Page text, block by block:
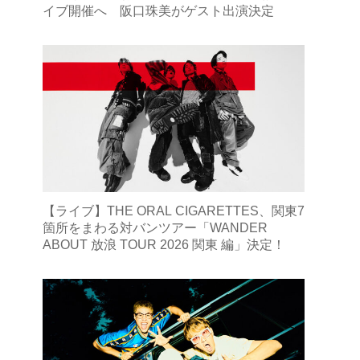
イブ開催へ 阪口珠美がゲスト出演決定
【ライブ】THE ORAL CIGARETTES、関東7
箇所をまわる対バンツアー「WANDER
ABOUT 放浪 TOUR 2026 関東 編」決定！